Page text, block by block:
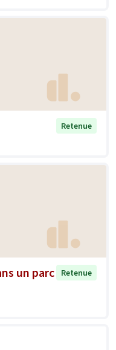
Retenue
un parc
Retenue